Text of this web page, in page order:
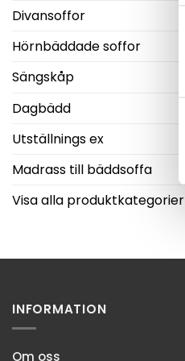
Divansoffor
Hörnbäddade soffor
Sängskåp
Dagbädd
Utställnings ex
Madrass till bäddsoffa
Visa alla produktkategorier
INFORMATION
Om oss